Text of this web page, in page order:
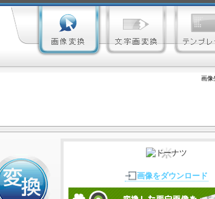
画
画像をダウンロード